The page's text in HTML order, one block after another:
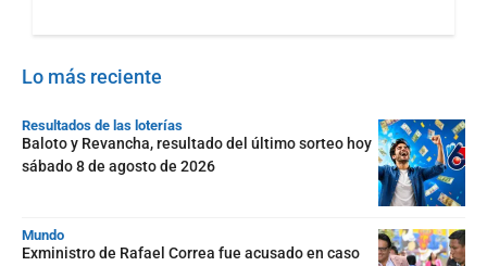
Lo más reciente
Resultados de las loterías
Baloto y Revancha, resultado del último sorteo hoy
sábado 8 de agosto de 2026
Mundo
Exministro de Rafael Correa fue acusado en caso